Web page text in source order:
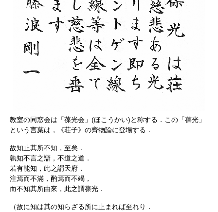
教室の同窓会は「葆光会」(ほこうかい)と称する．この「葆光」
という言葉は，《荘子》の齊物論に登場する．
故知止其所不知，至矣．
孰知不言之辯，不道之道．
若有能知，此之謂天府．
注焉而不滿，酌焉而不竭，
而不知其所由來，此之謂葆光．
（故に知は其の知らざる所に止まれば至れり．